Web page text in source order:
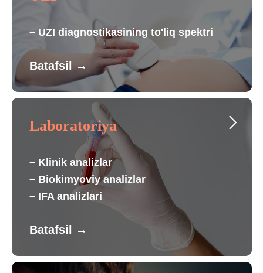
– UZI diagnostikasining to'liq spektri
Batafsil →
Laboratoriya
– Klinik analizlar
– Biokimyoviy analizlar
– IFA analizlari
Batafsil →